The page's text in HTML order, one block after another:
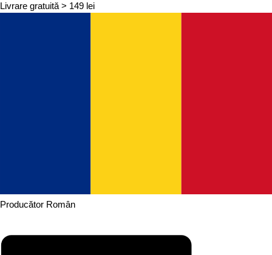
Livrare gratuită > 149 lei
Producător Român